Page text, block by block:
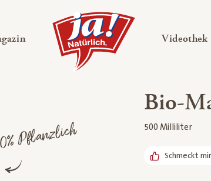
— Untermenü ausklappen Videothek
Pflanzlich
Bio-
500 Milliliter
Schmeckt